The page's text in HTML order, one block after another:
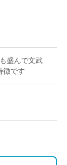
盛んで文武
徴です